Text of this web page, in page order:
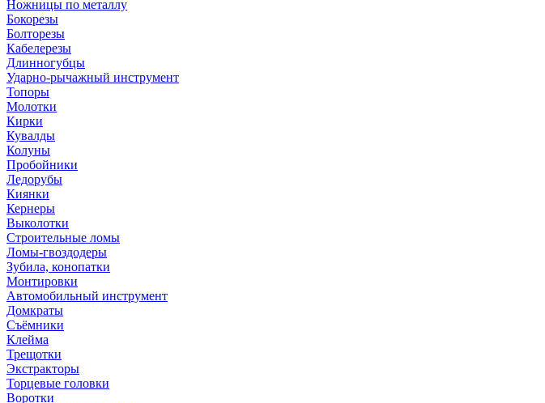
Ножницы по металлу
Бокорезы
Болторезы
Кабелерезы
Длинногубцы
Ударно-рычажный инструмент
Топоры
Молотки
Кирки
Кувалды
Колуны
Пробойники
Ледорубы
Киянки
Кернеры
Выколотки
Строительные ломы
Ломы-гвоздодеры
Зубила, конопатки
Монтировки
Автомобильный инструмент
Домкраты
Съёмники
Клейма
Трещотки
Экстракторы
Торцевые головки
Воротки